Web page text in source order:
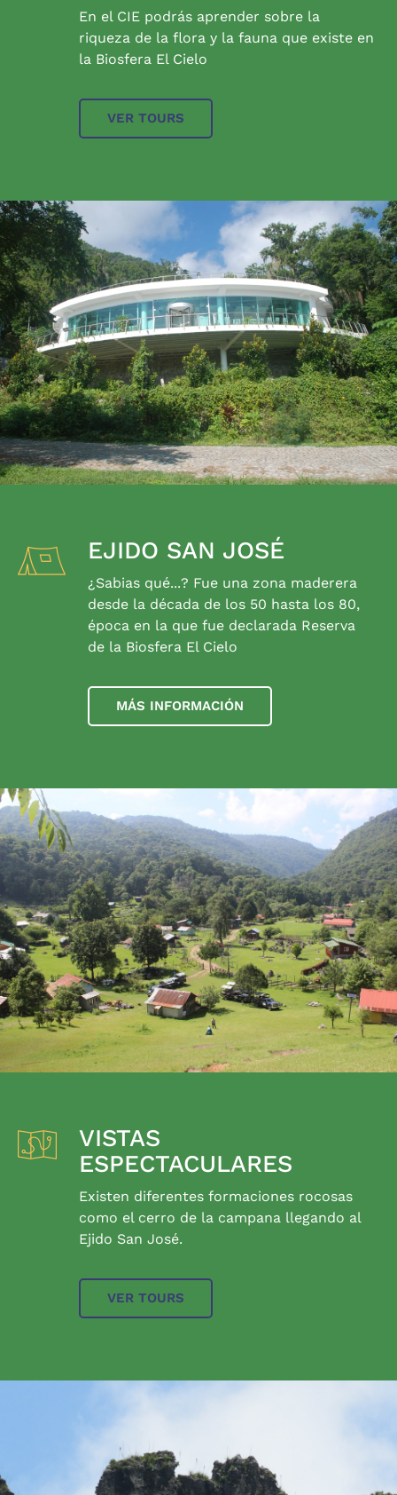
En el CIE podrás aprender sobre la
riqueza de la flora y la fauna que existe en
la Biosfera El Cielo
VER TOURS
EJIDO SAN JOSÉ
¿Sabias qué...? Fue una zona maderera
desde la década de los 50 hasta los 80,
época en la que fue declarada Reserva
de la Biosfera El Cielo
MÁS INFORMACIÓN
VISTAS
ESPECTACULARES
Existen diferentes formaciones rocosas
como el cerro de la campana llegando al
Ejido San José.
VER TOURS